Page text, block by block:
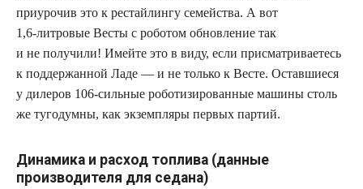
приурочив это к рестайлингу семейства. А вот
1,6‑литровые Весты с роботом обновление так
и не получили! Имейте это в виду, если присматриваетесь
к поддержанной Ладе — и не только к Весте. Оставшиеся
у дилеров 106‑сильные роботизированные машины столь
же тугодумны, как экземпляры первых партий.
Динамика и расход топлива (данные
производителя для седана)